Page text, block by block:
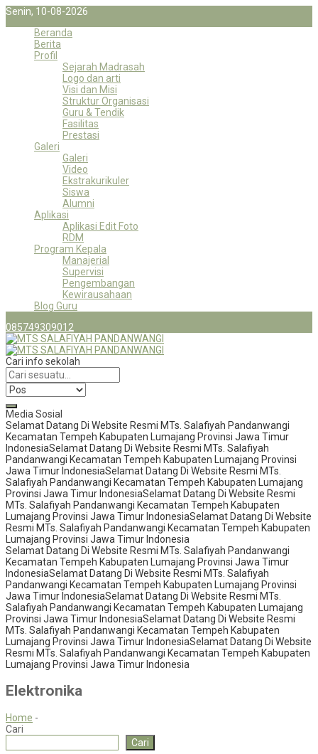
Senin, 10-08-2026
Beranda
Berita
Profil
Sejarah Madrasah
Logo dan arti
Visi dan Misi
Struktur Organisasi
Guru & Tendik
Fasilitas
Prestasi
Galeri
Galeri
Video
Ekstrakurikuler
Siswa
Alumni
Aplikasi
Aplikasi Edit Foto
RDM
Program Kepala
Manajerial
Supervisi
Pengembangan
Kewirausahaan
Blog Guru
085749309012
Cari info sekolah
Media Sosial
Selamat Datang Di Website Resmi MTs. Salafiyah Pandanwangi
Kecamatan Tempeh Kabupaten Lumajang Provinsi Jawa Timur
IndonesiaSelamat Datang Di Website Resmi MTs. Salafiyah
Pandanwangi Kecamatan Tempeh Kabupaten Lumajang Provinsi
Jawa Timur IndonesiaSelamat Datang Di Website Resmi MTs.
Salafiyah Pandanwangi Kecamatan Tempeh Kabupaten Lumajang
Provinsi Jawa Timur IndonesiaSelamat Datang Di Website Resmi
MTs. Salafiyah Pandanwangi Kecamatan Tempeh Kabupaten
Lumajang Provinsi Jawa Timur IndonesiaSelamat Datang Di Website
Resmi MTs. Salafiyah Pandanwangi Kecamatan Tempeh Kabupaten
Lumajang Provinsi Jawa Timur Indonesia
Selamat Datang Di Website Resmi MTs. Salafiyah Pandanwangi
Kecamatan Tempeh Kabupaten Lumajang Provinsi Jawa Timur
IndonesiaSelamat Datang Di Website Resmi MTs. Salafiyah
Pandanwangi Kecamatan Tempeh Kabupaten Lumajang Provinsi
Jawa Timur IndonesiaSelamat Datang Di Website Resmi MTs.
Salafiyah Pandanwangi Kecamatan Tempeh Kabupaten Lumajang
Provinsi Jawa Timur IndonesiaSelamat Datang Di Website Resmi
MTs. Salafiyah Pandanwangi Kecamatan Tempeh Kabupaten
Lumajang Provinsi Jawa Timur IndonesiaSelamat Datang Di Website
Resmi MTs. Salafiyah Pandanwangi Kecamatan Tempeh Kabupaten
Lumajang Provinsi Jawa Timur Indonesia
Elektronika
Home -
Cari
Cari